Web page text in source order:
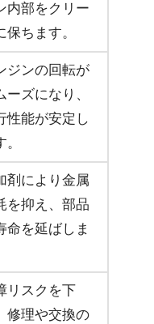
内部をクリー
保ちます。
ジンの回転が
ーズになり、
性能が安定し
。
剤により金属
を抑え、部品
命を延ばしま
リスクを下
修理や交換の